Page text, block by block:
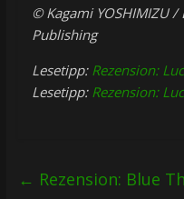
© Kagami YOSHIMIZU
Publishing
Lesetipp: Rezension:
Lesetipp: Rezension:
← Rezension: Blue